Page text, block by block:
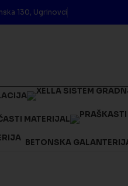
130, Ugrinovci
MATERIJAL
BETONSKA